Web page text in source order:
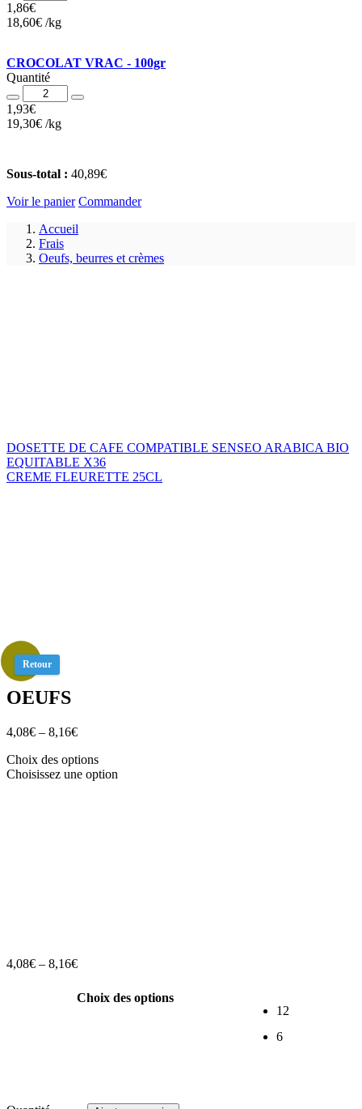
1,86€
18,60€ /kg
CROCOLAT VRAC - 100gr
QuantitéQuantité
1,93€
19,30€ /kg
Sous-total : 40,89€
Voir le panier Commander
Accueil
Frais
Oeufs, beurres et crèmes
DOSETTE DE CAFE COMPATIBLE SENSEO ARABICA BIO
EQUITABLE X36
CREME FLEURETTE 25CL
Retour
OEUFS
4,08€ – 8,16€
Choix des options
Choisissez une option
4,08€ – 8,16€
Choix des options
12
6